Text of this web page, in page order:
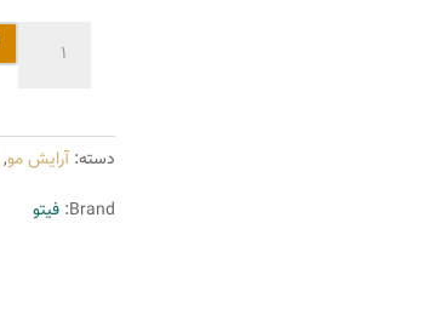
فیتو
مدل
PHYTO
دسته:آرایش مو,
Brand: فیتو